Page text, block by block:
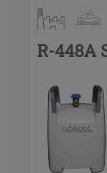
R-448A